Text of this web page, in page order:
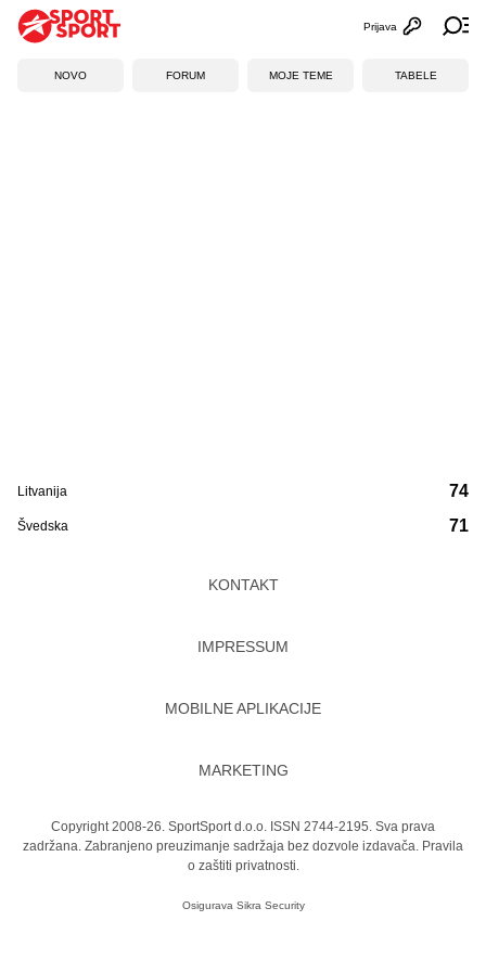
Otvori
Prijava
NOVO FORUM MOJE TEME TABELE
Litvanija
Švedska
74
71
KONTAKT
IMPRESSUM
MOBILNE APLIKACIJE
MARKETING
Copyright 2008-26. SportSport d.o.o. ISSN 2744-2195. Sva prava
zadržana. Zabranjeno preuzimanje sadržaja bez dozvole izdavača. Pravila
o zaštiti privatnosti.
Osigurava Sikra Security